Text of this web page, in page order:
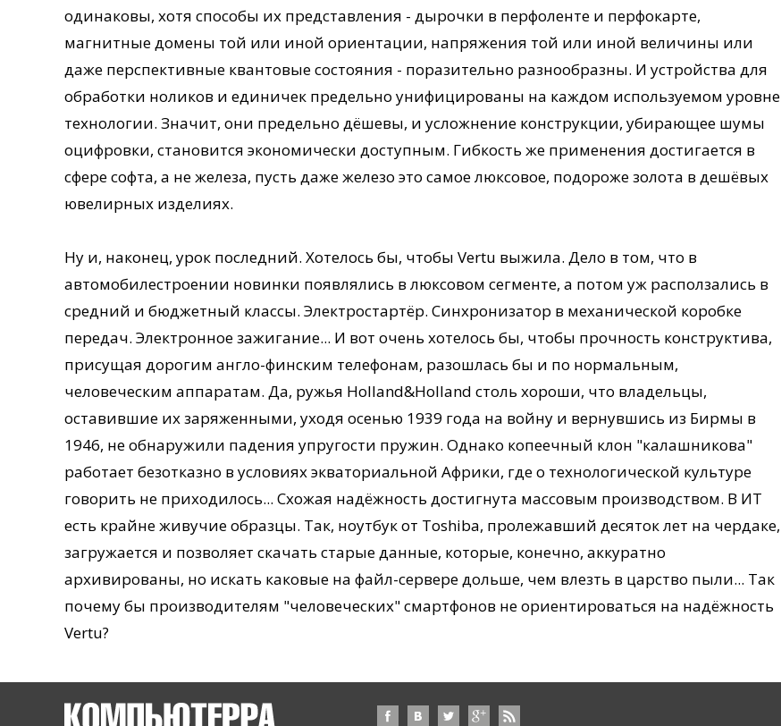
одинаковы, хотя способы их представления - дырочки в перфоленте и перфокарте,
магнитные домены той или иной ориентации, напряжения той или иной величины или
даже перспективные квантовые состояния - поразительно разнообразны. И устройства для
обработки ноликов и единичек предельно унифицированы на каждом используемом уровне
технологии. Значит, они предельно дёшевы, и усложнение конструкции, убирающее шумы
оцифровки, становится экономически доступным. Гибкость же применения достигается в
сфере софта, а не железа, пусть даже железо это самое люксовое, подороже золота в дешёвых
ювелирных изделиях.
Ну и, наконец, урок последний. Хотелось бы, чтобы Vertu выжила. Дело в том, что в
автомобилестроении новинки появлялись в люксовом сегменте, а потом уж расползались в
средний и бюджетный классы. Электростартёр. Синхронизатор в механической коробке
передач. Электронное зажигание... И вот очень хотелось бы, чтобы прочность конструктива,
присущая дорогим англо-финским телефонам, разошлась бы и по нормальным,
человеческим аппаратам. Да, ружья Holland&Holland столь хороши, что владельцы,
оставившие их заряженными, уходя осенью 1939 года на войну и вернувшись из Бирмы в
1946, не обнаружили падения упругости пружин. Однако копеечный клон "калашникова"
работает безотказно в условиях экваториальной Африки, где о технологической культуре
говорить не приходилось... Схожая надёжность достигнута массовым производством. В ИТ
есть крайне живучие образцы. Так, ноутбук от Toshiba, пролежавший десяток лет на чердаке,
загружается и позволяет скачать старые данные, которые, конечно, аккуратно
архивированы, но искать каковые на файл-сервере дольше, чем влезть в царство пыли... Так
почему бы производителям "человеческих" смартфонов не ориентироваться на надёжность
Vertu?